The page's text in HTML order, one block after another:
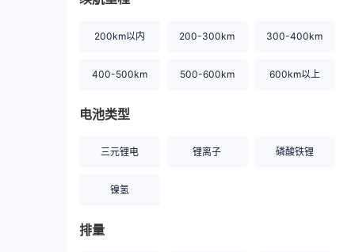
200km以内 200-300km 300-400km
400-500km 500-600km 600km以上
电池类型
三元锂电 锂离子 磷酸铁锂
镍氢
排量